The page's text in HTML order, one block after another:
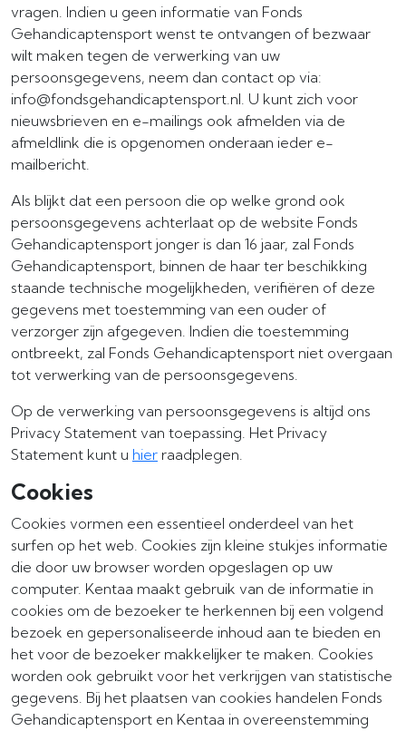
vragen. Indien u geen informatie van Fonds
Gehandicaptensport wenst te ontvangen of bezwaar
wilt maken tegen de verwerking van uw
persoonsgegevens, neem dan contact op via:
info@fondsgehandicaptensport.nl. U kunt zich voor
nieuwsbrieven en e-mailings ook afmelden via de
afmeldlink die is opgenomen onderaan ieder e-
mailbericht.
Als blijkt dat een persoon die op welke grond ook
persoonsgegevens achterlaat op de website Fonds
Gehandicaptensport jonger is dan 16 jaar, zal Fonds
Gehandicaptensport, binnen de haar ter beschikking
staande technische mogelijkheden, verifiëren of deze
gegevens met toestemming van een ouder of
verzorger zijn afgegeven. Indien die toestemming
ontbreekt, zal Fonds Gehandicaptensport niet overgaan
tot verwerking van de persoonsgegevens.
Op de verwerking van persoonsgegevens is altijd ons
Privacy Statement van toepassing. Het Privacy
Statement kunt u hier raadplegen.
Cookies
Cookies vormen een essentieel onderdeel van het
surfen op het web. Cookies zijn kleine stukjes informatie
die door uw browser worden opgeslagen op uw
computer. Kentaa maakt gebruik van de informatie in
cookies om de bezoeker te herkennen bij een volgend
bezoek en gepersonaliseerde inhoud aan te bieden en
het voor de bezoeker makkelijker te maken. Cookies
worden ook gebruikt voor het verkrijgen van statistische
gegevens. Bij het plaatsen van cookies handelen Fonds
Gehandicaptensport en Kentaa in overeenstemming